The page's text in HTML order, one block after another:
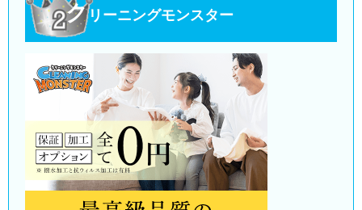
クリーニングモンスター